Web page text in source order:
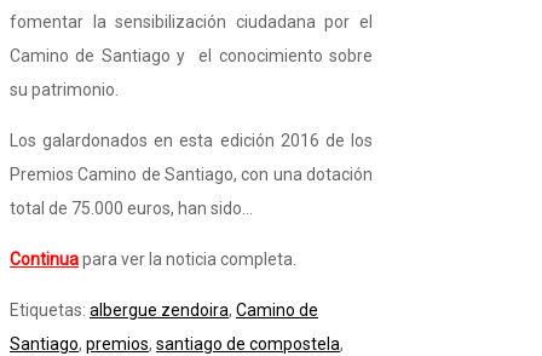
fomentar la sensibilización ciudadana por el
Camino de Santiago y el conocimiento sobre
su patrimonio.
Los galardonados en esta edición 2016 de los
Premios Camino de Santiago, con una dotación
total de 75.000 euros, han sido…
Continuapara ver la noticia completa.
Etiquetas: albergue zendoira, Camino de
Santiago, premios, santiago de compostela,